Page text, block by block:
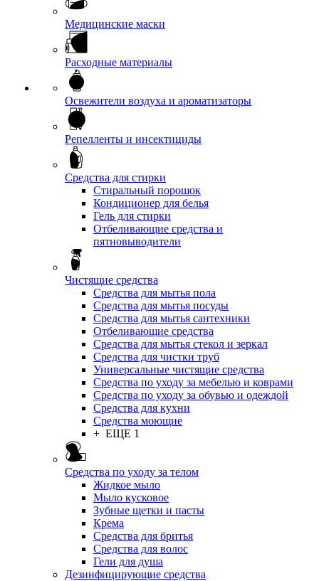
Медицинские маски
Расходные материалы
Освежители воздуха и ароматизаторы
Репелленты и инсектициды
Средства для стирки
Стиральный порошок
Кондиционер для белья
Гель для стирки
Отбеливающие средства и
пятновыводители
Чистящие средства
Средства для мытья пола
Средства для мытья посуды
Средства для мытья сантехники
Отбеливающие средства
Средства для мытья стекол и зеркал
Средства для чистки труб
Универсальные чистящие средства
Средства по уходу за мебелью и коврами
Средства по уходу за обувью и одеждой
Средства для кухни
Средства моющие
+ ЕЩЕ 1
Средства по уходу за телом
Жидкое мыло
Мыло кусковое
Зубные щетки и пасты
Крема
Средства для бритья
Средства для волос
Гели для душа
Дезинфицирующие средства